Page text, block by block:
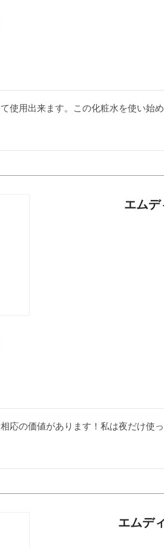
使用出来ます。この化粧水を使い始
エムデ
応の価値があります！私は夜だけ使
エムデ